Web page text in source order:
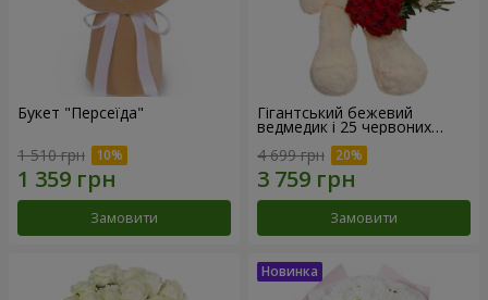
Букет "Персеїда"
1 510 грн
Замовити
Гігантський бежевий
ведмедик і 25 червоних
троянд
4 699 грн
Замовити